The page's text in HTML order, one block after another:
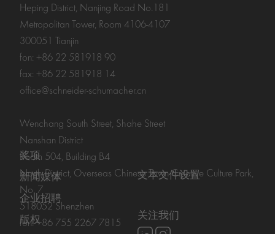
Heping District, Nanjing Road No.181
Metropolitan Tower, Room 4106-4107
300051 Tianjin
fon: +86 22 581918 90
fax: +86 22 581918 14
office@schneider-schumacher.cn
Wenchang South Street, Shahe Street
Nanshan District
Room 504, Building B4
North District, Overseas Chinese Town Creative Culture Park,
No. 7
518052 Shenzhen
fon: +86 755 2267 7815
奖项
新闻媒体
企业招聘
版权
文本文件设置
关注我们